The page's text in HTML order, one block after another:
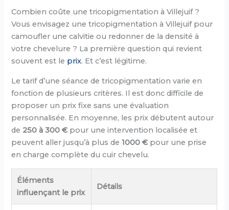
Combien coûte une tricopigmentation à Villejuif ?
Vous envisagez une tricopigmentation à Villejuif pour
camoufler une calvitie ou redonner de la densité à
votre chevelure ? La première question qui revient
souvent est le prix. Et c’est légitime.
Le tarif d’une séance de tricopigmentation varie en
fonction de plusieurs critères. Il est donc difficile de
proposer un prix fixe sans une évaluation
personnalisée. En moyenne, les prix débutent autour
de 250 à 300 €pour une intervention localisée et
peuvent aller jusqu’à plus de1000 €pour une prise
en charge complète du cuir chevelu.
Éléments
influençant le prix
Détails